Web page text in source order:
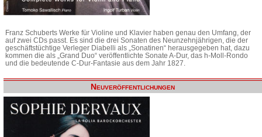
Franz Schuberts Werke für Violine und Klavier haben genau den Umfang, der
auf zwei CDs passt. Es sind die drei Sonaten des Neunzehnjährigen, die der
geschäftstüchtige Verleger Diabelli als „Sonatinen“ herausgegeben hat, dazu
kommen die als „Grand Duo“ veröffentlichte Sonate A-Dur, das h-Moll-Rondo
und die bedeutende C-Dur-Fantasie aus dem Jahr 1827.
Neuveröffentlichungen